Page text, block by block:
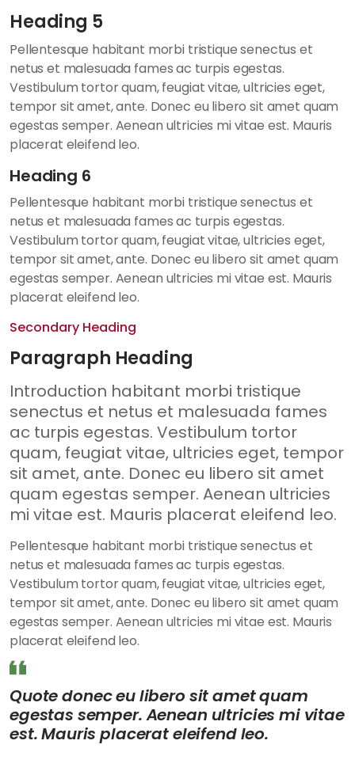
Heading 5
Pellentesque habitant morbi tristique senectus et
netus et malesuada fames ac turpis egestas.
Vestibulum tortor quam, feugiat vitae, ultricies eget,
tempor sit amet, ante. Donec eu libero sit amet quam
egestas semper. Aenean ultricies mi vitae est. Mauris
placerat eleifend leo.
Heading 6
Pellentesque habitant morbi tristique senectus et
netus et malesuada fames ac turpis egestas.
Vestibulum tortor quam, feugiat vitae, ultricies eget,
tempor sit amet, ante. Donec eu libero sit amet quam
egestas semper. Aenean ultricies mi vitae est. Mauris
placerat eleifend leo.
Secondary Heading
Paragraph Heading
Introduction habitant morbi tristique
senectus et netus et malesuada fames
ac turpis egestas. Vestibulum tortor
quam, feugiat vitae, ultricies eget, tempor
sit amet, ante. Donec eu libero sit amet
quam egestas semper. Aenean ultricies
mi vitae est. Mauris placerat eleifend leo.
Pellentesque habitant morbi tristique senectus et
netus et malesuada fames ac turpis egestas.
Vestibulum tortor quam, feugiat vitae, ultricies eget,
tempor sit amet, ante. Donec eu libero sit amet quam
egestas semper. Aenean ultricies mi vitae est. Mauris
placerat eleifend leo.
Quote donec eu libero sit amet quam
egestas semper. Aenean ultricies mi vitae
est. Mauris placerat eleifend leo.